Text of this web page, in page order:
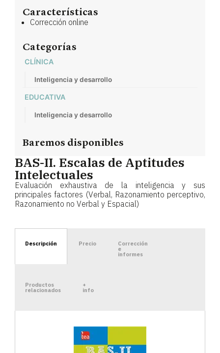
Características
Corrección online
Categorías
CLÍNICA
Inteligencia y desarrollo
EDUCATIVA
Inteligencia y desarrollo
Baremos disponibles
BAS-II. Escalas de Aptitudes
Intelectuales
Evaluación exhaustiva de la inteligencia y sus
principales factores (Verbal, Razonamiento perceptivo,
Razonamiento no Verbal y Espacial)
Descripción Precio Corrección
e
informes
Productos
relacionados
+
info